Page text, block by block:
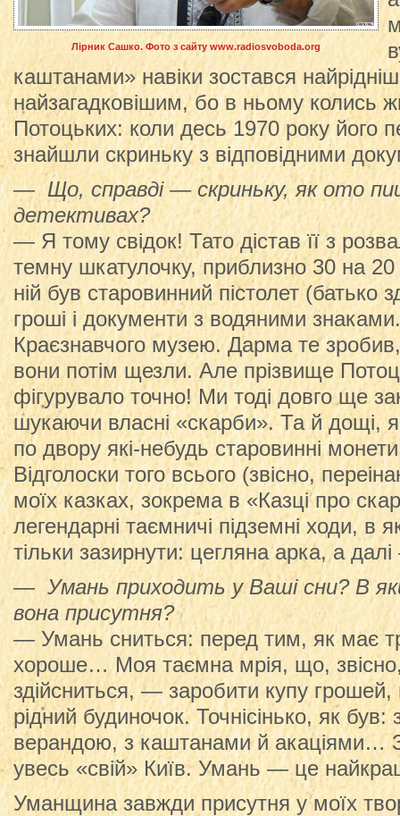
Лірник Сашко. Фото з сайту www.radiosvoboda.org
каштанами» навіки зостався
найзагадковішим, бо в ньому колись
Потоцьких: коли десь 1970 року його
знайшли скриньку з відповідними
— Що, справді — скриньку, як ото
детективах?
— Я тому свідок! Тато дістав її з
темну шкатулочку, приблизно 30 на
ній був старовинний пістолет (батько
гроші і документи з водяними
Краєзнавчого музею. Дарма те
вони потім щезли. Але прізвище
фігурувало точно! Ми тоді довго ще
шукаючи власні «скарби». Та й дощі,
по двору які-небудь старовинні
Відголоски того всього (звісно,
моїх казках, зокрема в «Казці про
легендарні таємничі підземні ходи, в
тільки зазирнути: цегляна арка, а
— Умань приходить у Ваші сни? В
вона присутня?
— Умань сниться: перед тим, як має
хороше… Моя таємна мрія, що, звісно,
здійсниться, — заробити купу грошей,
рідний будиночок. Точнісінько, як був:
верандою, з каштанами й акаціями…
увесь «свій» Київ. Умань — це
Уманщина завжди присутня у моїх